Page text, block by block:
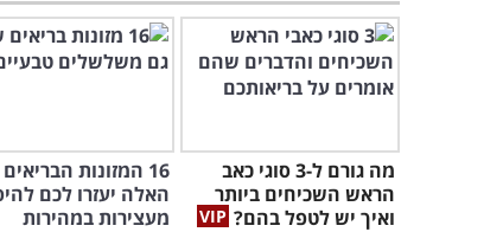
מה גורם ל-3 סוגי כאב
הראש השכיחים ביותר
ואיך יש לטפל בהם?
16 המזונות הבריאים
האלה יעזרו לכם
מעצירות במהירות